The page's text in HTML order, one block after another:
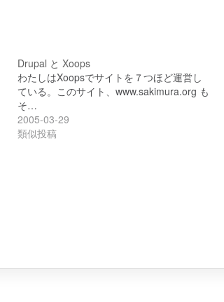
Drupal と Xoops
わたしはXoopsでサイトを７つほど運営し
ている。このサイト、www.sakimura.org も
そ…
2005-03-29
類似投稿